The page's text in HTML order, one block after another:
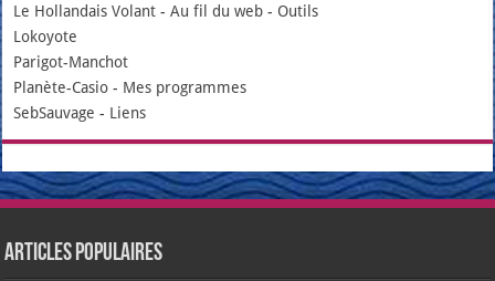
Le Hollandais Volant -Au fil du web - Outils
Lokoyote
Parigot-Manchot
Planète-Casio - Mes programmes
SebSauvage - Liens
Articles populaires